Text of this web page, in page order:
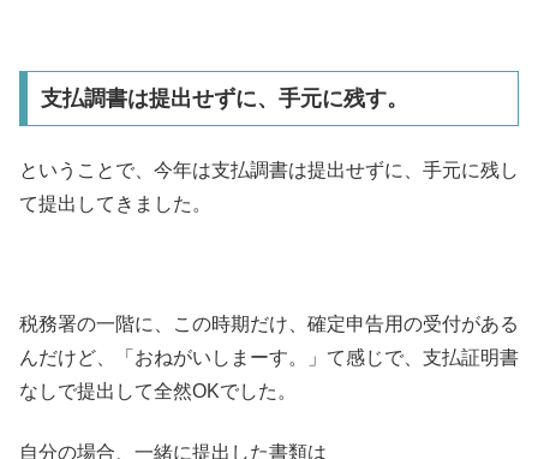
支払調書は提出せずに、手元に残す。
ということで、今年は支払調書は提出せずに、手元に残し
て提出してきました。
税務署の一階に、この時期だけ、確定申告用の受付がある
んだけど、「おねがいしまーす。」て感じで、支払証明書
なしで提出して全然OKでした。
自分の場合、一緒に提出した書類は